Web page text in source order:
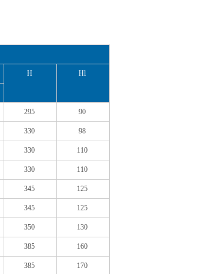
H Hl
295 90
330 98
330 110
330 110
345 125
345 125
350 130
385 160
385 170